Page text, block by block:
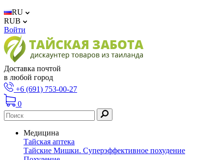
RU
RUB
Войти
Доставка почтой
в любой город
+6 (691) 753-00-27
0
Медицина
Тайская аптека
Тайские Мишки. Суперэффективное похудение